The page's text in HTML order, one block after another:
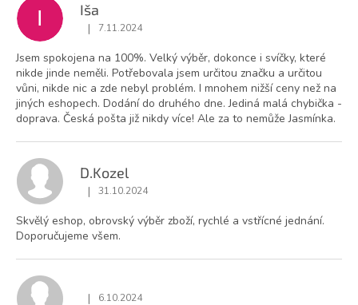
I Iša
Hodnocení obchodu je 5 z 5 hvězdiček.
| 7.11.2024
Jsem spokojena na 100%. Velký výběr, dokonce i svíčky, které
nikde jinde neměli. Potřebovala jsem určitou značku a určitou
vůni, nikde nic a zde nebyl problém. I mnohem nižší ceny než na
jiných eshopech. Dodání do druhého dne. Jediná malá chybička -
doprava. Česká pošta již nikdy více! Ale za to nemůže Jasmínka.
D.Kozel
Hodnocení obchodu je 5 z 5 hvězdiček.
| 31.10.2024
Skvělý eshop, obrovský výběr zboží, rychlé a vstřícné jednání.
Doporučujeme všem.
| 6.10.2024